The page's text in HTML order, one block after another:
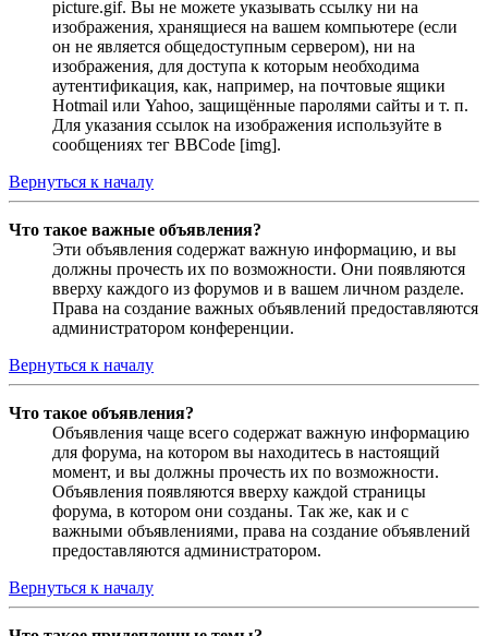
picture.gif. Вы не можете указывать ссылку ни на
изображения, хранящиеся на вашем компьютере (если
он не является общедоступным сервером), ни на
изображения, для доступа к которым необходима
аутентификация, как, например, на почтовые ящики
Hotmail или Yahoo, защищённые паролями сайты и т. п.
Для указания ссылок на изображения используйте в
сообщениях тег BBCode [img].
Вернуться к началу
Что такое важные объявления?
Эти объявления содержат важную информацию, и вы
должны прочесть их по возможности. Они появляются
вверху каждого из форумов и в вашем личном разделе.
Права на создание важных объявлений предоставляются
администратором конференции.
Вернуться к началу
Что такое объявления?
Объявления чаще всего содержат важную информацию
для форума, на котором вы находитесь в настоящий
момент, и вы должны прочесть их по возможности.
Объявления появляются вверху каждой страницы
форума, в котором они созданы. Так же, как и с
важными объявлениями, права на создание объявлений
предоставляются администратором.
Вернуться к началу